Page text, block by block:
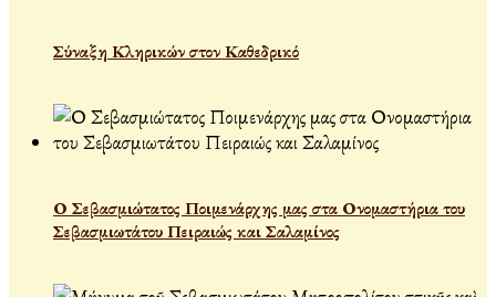
Σύναξη Κληρικών στον Καθεδρικό
Ο Σεβασμιώτατος Ποιμενάρχης μας στα Ονομαστήρια του
Σεβασμιωτάτου Πειραιώς και Σαλαμίνος